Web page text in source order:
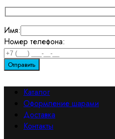
Имя:
Номер телефона:
Каталог
Оформление шарами
Доставка
Контакты